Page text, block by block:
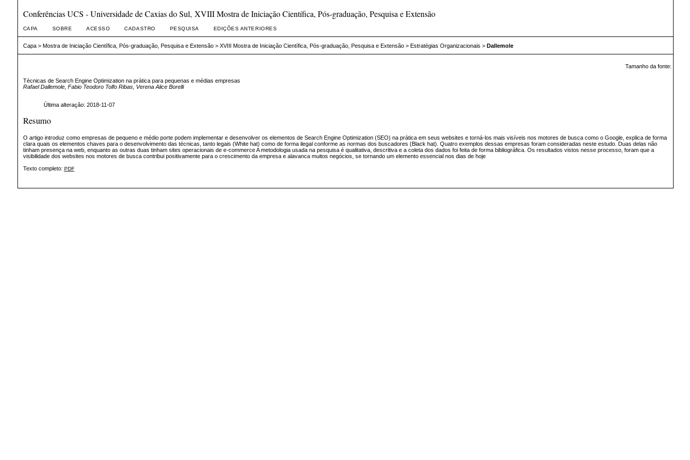
Conferências UCS - Universidade de Caxias do Sul, XVIII Mostra de Iniciação Científica, Pós-graduação, Pesquisa e Extensão
CAPA SOBRE ACESSO CADASTRO PESQUISA EDIÇÕES ANTERIORES
Capa> Mostra de Iniciação Científica, Pós-graduação, Pesquisa e Extensão> XVIII Mostra de Iniciação Científica, Pós-graduação, Pesquisa e Extensão> Estratégias Organizacionais > Dallemole
Tamanho da fonte:
Técnicas de Search Engine Optimization na prática para pequenas e médias empresas
Rafael Dallemole, Fabio Teodoro Tolfo Ribas, Verena Alice Borelli
Última alteração: 2018-11-07
Resumo
O artigo introduz como empresas de pequeno e médio porte podem implementar e desenvolver os elementos de Search Engine Optimization (SEO) na prática em seus websites e torná-los mais visíveis nos motores de busca como o Google, explica de forma
clara quais os elementos chaves para o desenvolvimento das técnicas, tanto legais (White hat) como de forma ilegal conforme as normas dos buscadores (Black hat). Quatro exemplos dessas empresas foram consideradas neste estudo. Duas delas não
tinham presença na web, enquanto as outras duas tinham sites operacionais de e-commerce A metodologia usada na pesquisa é qualitativa, descritiva e a coleta dos dados foi feita de forma bibliográfica. Os resultados vistos nesse processo, foram que a
visibilidade dos websites nos motores de busca contribui positivamente para o crescimento da empresa e alavanca muitos negócios, se tornando um elemento essencial nos dias de hoje
Texto completo: PDF